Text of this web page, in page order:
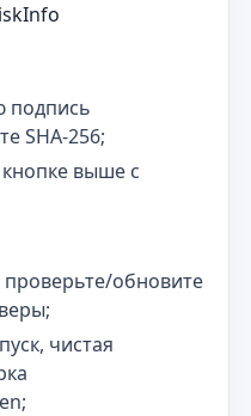
подпись
SHA‑256;
выше с
проверьте/обновите
чистая